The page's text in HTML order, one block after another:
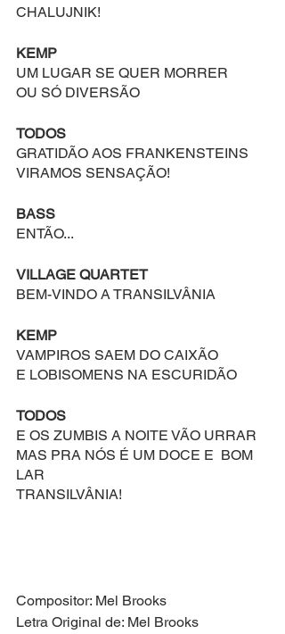
CHALUJNIK!
KEMP
UM LUGAR SE QUER MORRER
OU SÓ DIVERSÃO
TODOS
GRATIDÃO AOS FRANKENSTEINS
VIRAMOS SENSAÇÃO!
BASS
ENTÃO...
VILLAGE QUARTET
BEM-VINDO A TRANSILVÂNIA
KEMP
VAMPIROS SAEM DO CAIXÃO
E LOBISOMENS NA ESCURIDÃO
TODOS
E OS ZUMBIS A NOITE VÃO URRAR
MAS PRA NÓS É UM DOCE E  BOM
LAR
TRANSILVÂNIA!
Compositor: Mel Brooks
Letra Original de: Mel Brooks